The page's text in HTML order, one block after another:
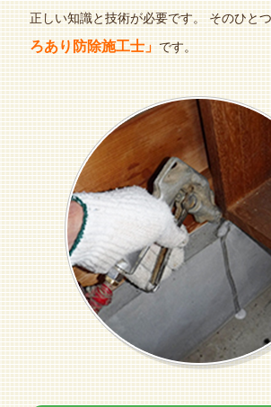
正しい知識と技術が必要です。 そのひと
ろあり防除施工士」です。